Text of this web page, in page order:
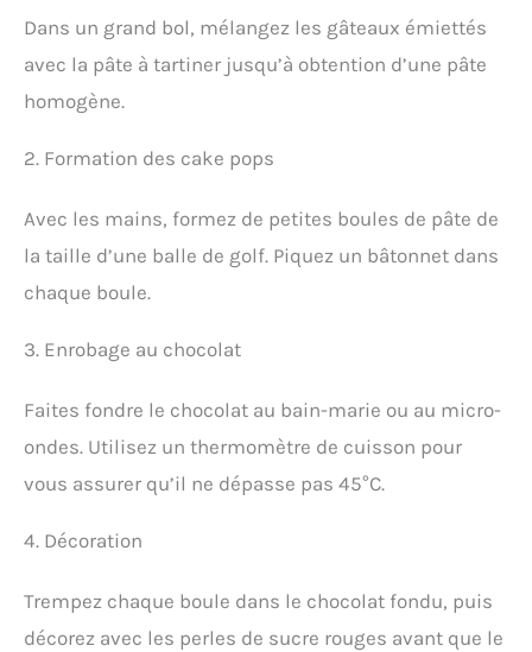
Dans un grand bol, mélangez les gâteaux émiettés
avec la pâte à tartiner jusqu’à obtention d’une pâte
homogène.
2. Formation des cake pops
Avec les mains, formez de petites boules de pâte de
la taille d’une balle de golf. Piquez un bâtonnet dans
chaque boule.
3. Enrobage au chocolat
Faites fondre le chocolat au bain-marie ou au micro-
ondes. Utilisez un thermomètre de cuisson pour
vous assurer qu’il ne dépasse pas 45°C.
4. Décoration
Trempez chaque boule dans le chocolat fondu, puis
décorez avec les perles de sucre rouges avant que le